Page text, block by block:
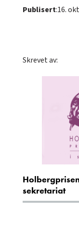
Publisert:16.
Skrevet av:
sekretariat